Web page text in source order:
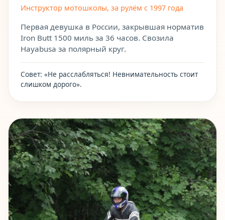
Инструктор мотошколы, за рулём с 1997 года
Первая девушка в России, закрывшая норматив
Iron Butt 1500 миль за 36 часов. Свозила
Hayabusa за полярный круг.
Совет: «Не расслабляться! Невнимательность стоит
слишком дорого».